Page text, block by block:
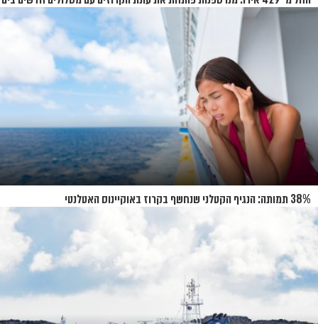
38% תמותה: הנגיף הקטלני שנחשף בקרוז באוקיינוס האטלנטי